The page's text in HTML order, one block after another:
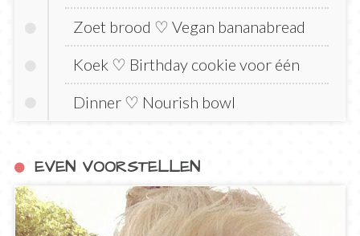
Zoet brood ♡ Vegan bananabread
Koek ♡ Birthday cookie voor één
Dinner ♡ Nourish bowl
EVEN VOORSTELLEN